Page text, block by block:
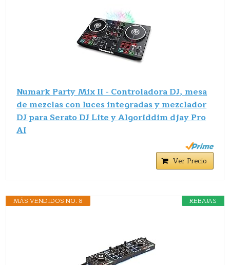
Numark Party Mix II - Controladora DJ, mesa
de mezclas con luces integradas y mezclador
DJ para Serato DJ Lite y Algoriddim djay Pro
AI
Ver Precio
REBAJAS
MÁS VENDIDOS NO. 8